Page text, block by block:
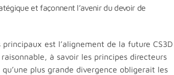
et façonnent l’avenir du devoir de
principaux est l’alignement de la future CS3D
à savoir les principes directeurs
plus grande divergence obligerait les